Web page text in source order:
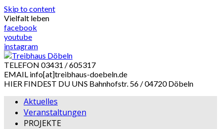
Skip to content
Vielfalt leben
facebook
youtube
instagram
TELEFON 03431 / 605317
EMAIL info[at]treibhaus-doebeln.de
HIER FINDEST DU UNS Bahnhofstr. 56 / 04720 Döbeln
Aktuelles
Veranstaltungen
PROJEKTE